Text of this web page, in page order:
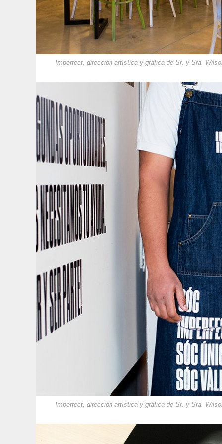
Imperfect, dirección artística y gráfica de Sr. y Sra.
Imperfect, dirección artística y gráfica de Sr. y Sra.